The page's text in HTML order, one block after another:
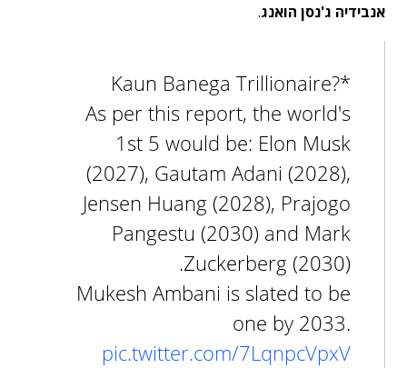
אנבידיה ג'נסן הואנג.
Kaun Banega Trillionaire?*
As per this report, the world's
1st 5 would be: Elon Musk
(2027), Gautam Adani (2028),
Jensen Huang (2028), Prajogo
Pangestu (2030) and Mark
Zuckerberg (2030).
Mukesh Ambani is slated to be
one by 2033.
pic.twitter.com/7LqnpcVpxV